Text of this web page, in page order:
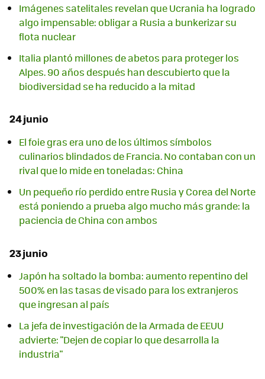
Imágenes satelitales revelan que Ucrania ha logrado
algo impensable: obligar a Rusia a bunkerizar su
flota nuclear
Italia plantó millones de abetos para proteger los
Alpes. 90 años después han descubierto que la
biodiversidad se ha reducido a la mitad
24 junio
El foie gras era uno de los últimos símbolos
culinarios blindados de Francia. No contaban con un
rival que lo mide en toneladas: China
Un pequeño río perdido entre Rusia y Corea del Norte
está poniendo a prueba algo mucho más grande: la
paciencia de China con ambos
23 junio
Japón ha soltado la bomba: aumento repentino del
500% en las tasas de visado para los extranjeros
que ingresan al país
La jefa de investigación de la Armada de EEUU
advierte: "Dejen de copiar lo que desarrolla la
industria"